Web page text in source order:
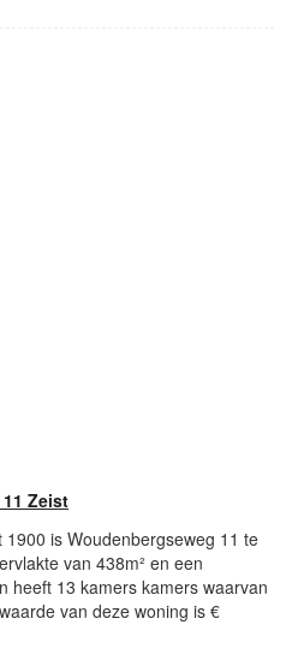
Zeist
is Woudenbergseweg 11 te
van 438m² en een
heeft 13 kamers kamers waarvan
van deze woning is €